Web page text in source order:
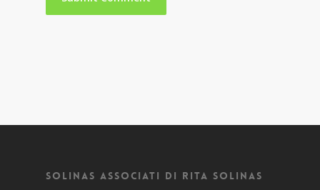
Solinas Associati di Rita Solinas